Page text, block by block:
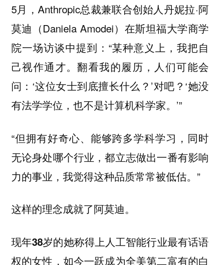
5月，Anthropic总裁兼联合创始人丹妮拉·阿
莫迪（Daniela Amodei）在斯坦福大学商学
院一场访谈中提到：“某种意义上，我把自
己视作通才。翻看我的履历，人们可能会
问：‘这位女士到底擅长什么？’对吧？‘她没
有法学学位，也不是计算机科学家。’”
“但拥有好奇心、能够跨多学科学习，同时
无论身处哪个行业，都立志做出一番有影响
力的事业，我觉得这种品质常常被低估。”
这样的理念成就了阿莫迪。
现年38岁的她称得上人工智能行业最有话语
权的女性，如今一跃成为全美第二富有的白